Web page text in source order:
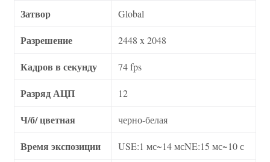
Затвор Global
Разрешение 2448 x 2048
Кадров в секунду 74 fps
Разряд АЦП 12
Ч/б/ цветная черно-белая
Время экспозиции USE:1 мс~14 мсNE:15 мс~10 с